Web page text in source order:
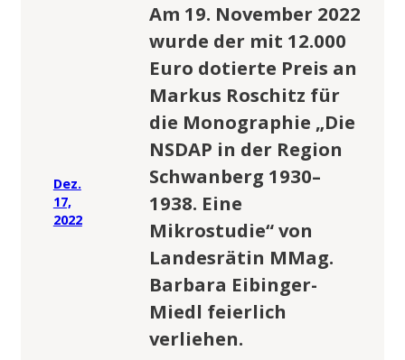
Dez.
17,
2022
Am 19. November 2022
wurde der mit 12.000
Euro dotierte Preis an
Markus Roschitz für
die Monographie „Die
NSDAP in der Region
Schwanberg 1930–
1938. Eine
Mikrostudie“ von
Landesrätin MMag.
Barbara Eibinger-
Miedl feierlich
verliehen.